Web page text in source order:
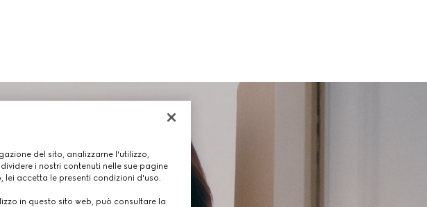
del sito, analizzarne l'utilizzo,
i nostri contenuti nelle sue pagine
lei accetta le presenti condizioni d'uso.
in questo sito web, può consultare la